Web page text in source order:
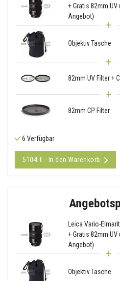
+ Gratis 82mm UV
Angebot)
Objektiv Tasche
82mm UV Filter +
82mm CP Filter
6 Verfügbar
5104 € - In den Warenkorb
Leica Vario-
+ Gratis 82mm UV
Angebot)
Objektiv Tasche